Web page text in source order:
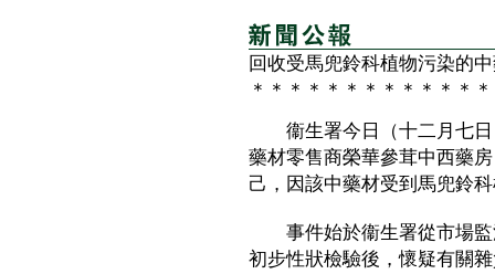
回收受馬兜鈴科植物污染的
＊＊＊＊＊＊＊＊＊＊＊＊
衞生署今日（十二月七日
藥材零售商榮華參茸中西藥
己，因該中藥材受到馬兜鈴
事件始於衞生署從市場監
初步性狀檢驗後，懷疑有關